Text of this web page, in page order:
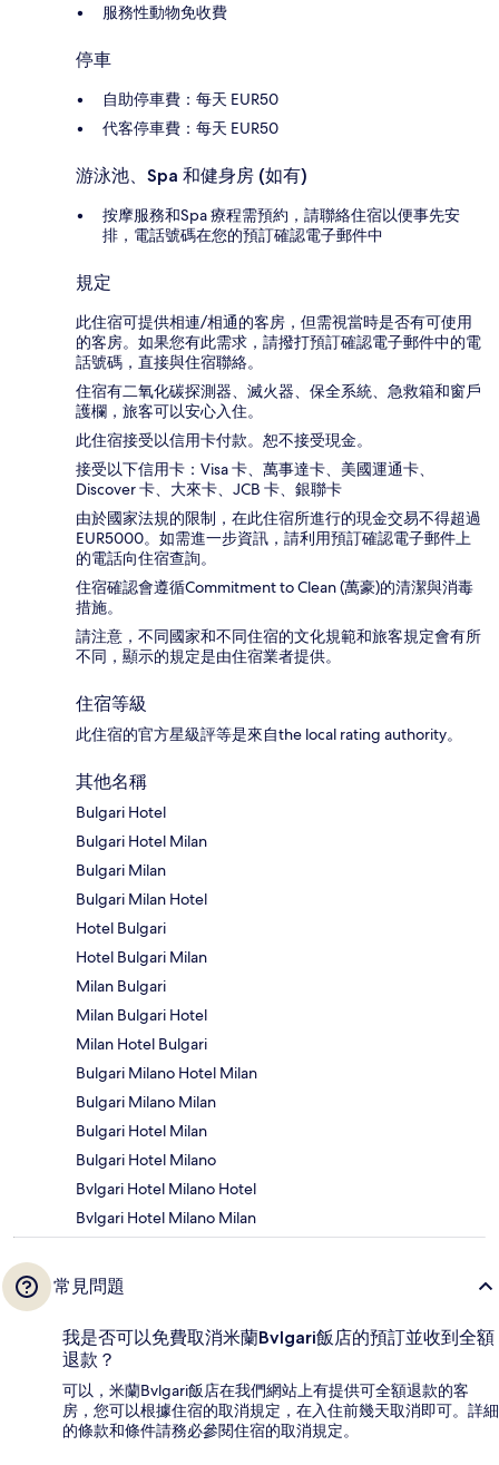
服務性動物免收費
停車
自助停車費：每天 EUR50
代客停車費：每天 EUR50
游泳池、Spa 和健身房 (如有)
按摩服務和Spa 療程需預約，請聯絡住宿以便事先安
排，電話號碼在您的預訂確認電子郵件中
規定
此住宿可提供相連/相通的客房，但需視當時是否有可使用
的客房。如果您有此需求，請撥打預訂確認電子郵件中的電
話號碼，直接與住宿聯絡。
住宿有二氧化碳探測器、滅火器、保全系統、急救箱和窗戶
護欄，旅客可以安心入住。
此住宿接受以信用卡付款。恕不接受現金。
接受以下信用卡：Visa 卡、萬事達卡、美國運通卡、
Discover 卡、大來卡、JCB 卡、銀聯卡
由於國家法規的限制，在此住宿所進行的現金交易不得超過
EUR5000。如需進一步資訊，請利用預訂確認電子郵件上
的電話向住宿查詢。
住宿確認會遵循Commitment to Clean (萬豪)的清潔與消毒
措施。
請注意，不同國家和不同住宿的文化規範和旅客規定會有所
不同，顯示的規定是由住宿業者提供。
住宿等級
此住宿的官方星級評等是來自the local rating authority。
其他名稱
Bulgari Hotel
Bulgari Hotel Milan
Bulgari Milan
Bulgari Milan Hotel
Hotel Bulgari
Hotel Bulgari Milan
Milan Bulgari
Milan Bulgari Hotel
Milan Hotel Bulgari
Bulgari Milano Hotel Milan
Bulgari Milano Milan
Bulgari Hotel Milan
Bulgari Hotel Milano
Bvlgari Hotel Milano Hotel
Bvlgari Hotel Milano Milan
常見問題
我是否可以免費取消米蘭Bvlgari飯店的預訂並收到全額
退款？
可以，米蘭Bvlgari飯店在我們網站上有提供可全額退款的客
房，您可以根據住宿的取消規定，在入住前幾天取消即可。詳細
的條款和條件請務必參閱住宿的取消規定。